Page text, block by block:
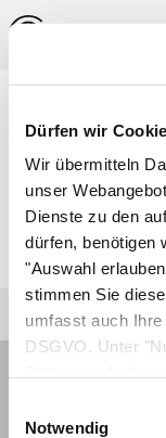
Dürfen wir
Wir übermitteln
unser
Dienste zu den
dürfen, benötigen
"Auswahl
stimmen Sie
umfasst auch
DSGVO. Unter
Notwendig
Verletzung
Mittelhand-